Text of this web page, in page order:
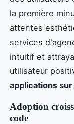
la première
attentes
services
intuitif et
utilisateur
applications sur
Adoption
code